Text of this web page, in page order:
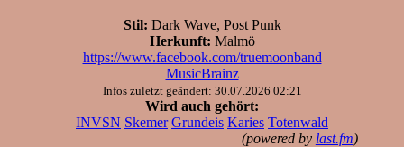
Stil: Dark Wave, Post Punk
Herkunft: Malmö
https://www.facebook.com/truemoonband
MusicBrainz
Infos zuletzt geändert: 30.07.2026 02:21
Wird auch gehört:
INVSN Skemer Grundeis Karies Totenwald
(powered by last.fm)